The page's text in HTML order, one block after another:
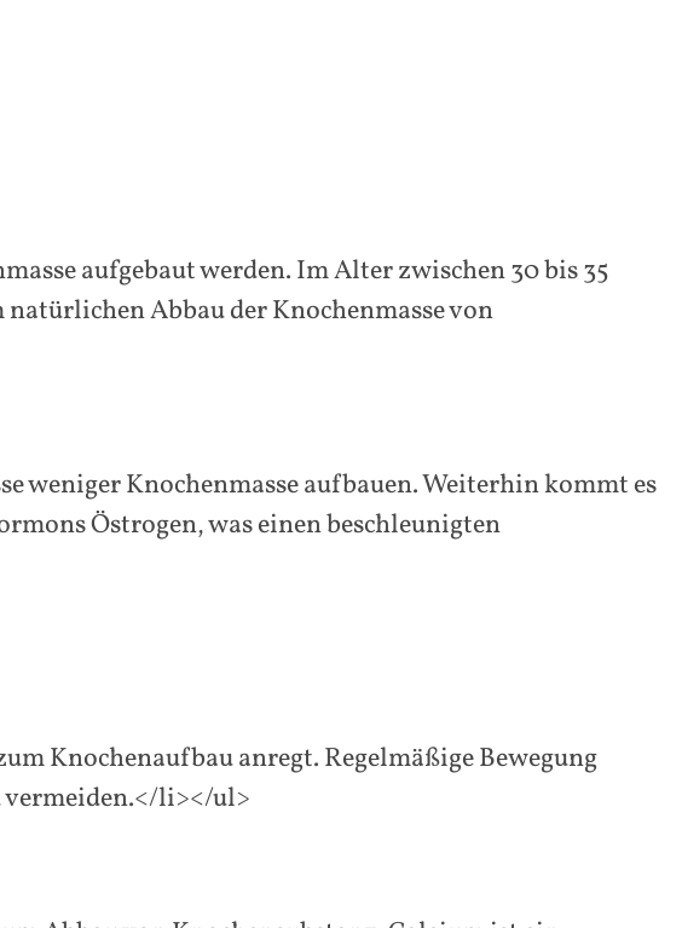
aufgebaut werden. Im Alter zwischen 30 bis 35
Abbau der Knochenmasse von
weniger Knochenmasse aufbauen. Weiterhin kommt es
Östrogen, was einen beschleunigten
Knochenaufbau anregt. Regelmäßige Bewegung
vermeiden.</li></ul>